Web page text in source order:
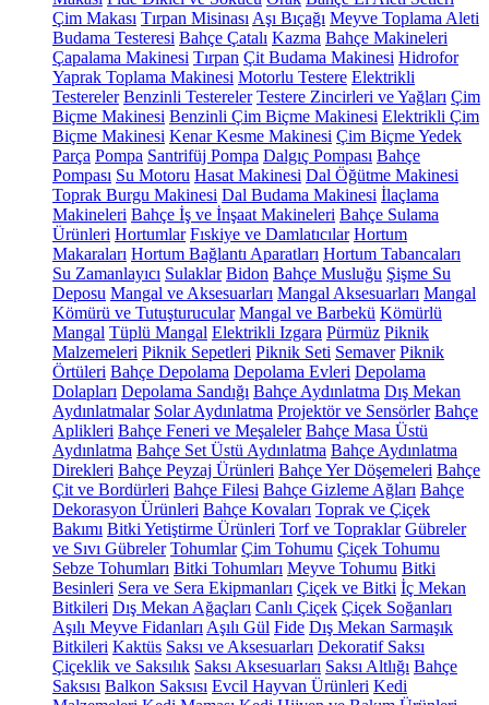
Çim Makası Tırpan Misinası Aşı Bıçağı Meyve Toplama Aleti
Budama Testeresi Bahçe Çatalı Kazma Bahçe Makineleri
Çapalama Makinesi Tırpan Çit Budama Makinesi Hidrofor
Yaprak Toplama Makinesi Motorlu Testere Elektrikli
Testereler Benzinli Testereler Testere Zincirleri ve Yağları Çim
Biçme Makinesi Benzinli Çim Biçme Makinesi Elektrikli Çim
Biçme Makinesi Kenar Kesme Makinesi Çim Biçme Yedek
Parça Pompa Santrifüj Pompa Dalgıç Pompası Bahçe
Pompası Su Motoru Hasat Makinesi Dal Öğütme Makinesi
Toprak Burgu Makinesi Dal Budama Makinesi İlaçlama
Makineleri Bahçe İş ve İnşaat Makineleri Bahçe Sulama
Ürünleri Hortumlar Fıskiye ve Damlatıcılar Hortum
Makaraları Hortum Bağlantı Aparatları Hortum Tabancaları
Su Zamanlayıcı Sulaklar Bidon Bahçe Musluğu Şişme Su
Deposu Mangal ve Aksesuarları Mangal Aksesuarları Mangal
Kömürü ve Tutuşturucular Mangal ve Barbekü Kömürlü
Mangal Tüplü Mangal Elektrikli Izgara Pürmüz Piknik
Malzemeleri Piknik Sepetleri Piknik Seti Semaver Piknik
Örtüleri Bahçe Depolama Depolama Evleri Depolama
Dolapları Depolama Sandığı Bahçe Aydınlatma Dış Mekan
Aydınlatmalar Solar Aydınlatma Projektör ve Sensörler Bahçe
Aplikleri Bahçe Feneri ve Meşaleler Bahçe Masa Üstü
Aydınlatma Bahçe Set Üstü Aydınlatma Bahçe Aydınlatma
Direkleri Bahçe Peyzaj Ürünleri Bahçe Yer Döşemeleri Bahçe
Çit ve Bordürleri Bahçe Filesi Bahçe Gizleme Ağları Bahçe
Dekorasyon Ürünleri Bahçe Kovaları Toprak ve Çiçek
Bakımı Bitki Yetiştirme Ürünleri Torf ve Topraklar Gübreler
ve Sıvı Gübreler Tohumlar Çim Tohumu Çiçek Tohumu
Sebze Tohumları Bitki Tohumları Meyve Tohumu Bitki
Besinleri Sera ve Sera Ekipmanları Çiçek ve Bitki İç Mekan
Bitkileri Dış Mekan Ağaçları Canlı Çiçek Çiçek Soğanları
Aşılı Meyve Fidanları Aşılı Gül Fide Dış Mekan Sarmaşık
Bitkileri Kaktüs Saksı ve Aksesuarları Dekoratif Saksı
Çiçeklik ve Saksılık Saksı Aksesuarları Saksı Altlığı Bahçe
Saksısı Balkon Saksısı Evcil Hayvan Ürünleri Kedi